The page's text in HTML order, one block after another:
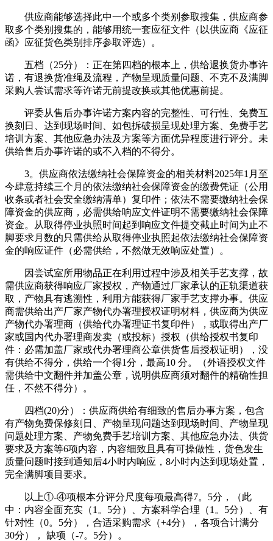
供应商能够选择此中一个或多个类别参取搜集，供应商参
取多个类别搜集的，能够用统一套应征文件（以供应商《应征
函》应征货色类别排序参取评选）。
五档（25分）：正在第四档的根本上，供给退换货办事许
诺，有退换货准绳及流程，产物呈现质量问题、不克不及满脚
采购人尝试需求等许诺无前提改换或其他优惠前提。
评委从售后办事许诺方案内容的完整性、可行性、免费互
换刻日、达到现场时间、如包拆破损呈现处理方案、免费手艺
培训方案、其他应急办法及方案等方面优异程度进行评分。未
供给售后办事许诺的或不入档的不得分。
3。供应商依法缴纳社会保障资金的相关材料2025年1月至
今肆意持续三个月的依法缴纳社会保障资金的缴费凭证（公用
收条或者社会安全缴纳清单）复印件；依法不需要缴纳社会保
障资金的供应商，必需供给响应文件证明不需要缴纳社会保障
资金。从取得停业执照时间起到响应文件提交截止时间为止不
脚要求月数的只需供给从取得停业执照起依法缴纳社会保障资
金的响应证件（必需供给，不然做无效响应处置）。
因尝试室所用物品正在利用过程中涉及相关手艺支撑，故
需供应商获得响应厂家授权，产物通过厂家承认的正轨渠道获
取，产物具有逃溯性，利用方能获得厂家手艺支撑办事。供应
商需供给出产厂家产物代办署理授权证明材料，供应商为供应
产物代办署理商（供给代办署理证书复印件），或取得出产厂
家或国内代办署理商发卖（或投标）授权（供给授权书复印
件：必需加盖厂家或代办署理商公章供货售后授权证明），没
有供给不得分，供给一个得1分，最高10 分。（外语授权文件
需供给中文翻件并加盖公章，说明供应商须对翻件的精确性担
任，不然不得分）。
四档(20)分）：供应商供给有细致的售后办事方案，包含
有产物免费保修刻日、产物呈现问题达到现场时间、产物呈现
问题处理方案、产物免费手艺培训方案、其他应急办法、供货
要求及方案等6项内容，内容细致且具有可操做性，货色发生
质量问题时接到通知后4小时内响应，8小时内达到现场处置，
完全满脚项目要求。
以上①-④项根本分评分尺度每项最高得7。5分，（此
中：内容全面充实（1。5分）、方案科学合理（1。5分）、有
针对性（0。5分），合适采购需求（+4分），各项合计满分
30分）， 缺项（-7。5分）。